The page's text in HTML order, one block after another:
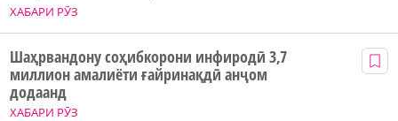
ХАБАРИ РӮЗ
ХАБАРИ РӮЗ
Шаҳрвандону соҳибкорони инфиродӣ 3,7
миллион амалиёти ғайринақдӣ анҷом
додаанд